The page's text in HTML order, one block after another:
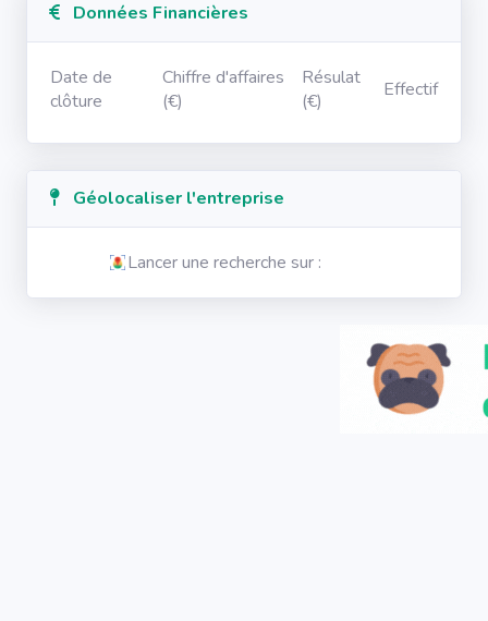
Données Financières
Date de
clôture
Chiffre d'affaires
(€)
Résulat
(€)
Effectif
Géolocaliser l'entreprise
Lancer une recherche sur :